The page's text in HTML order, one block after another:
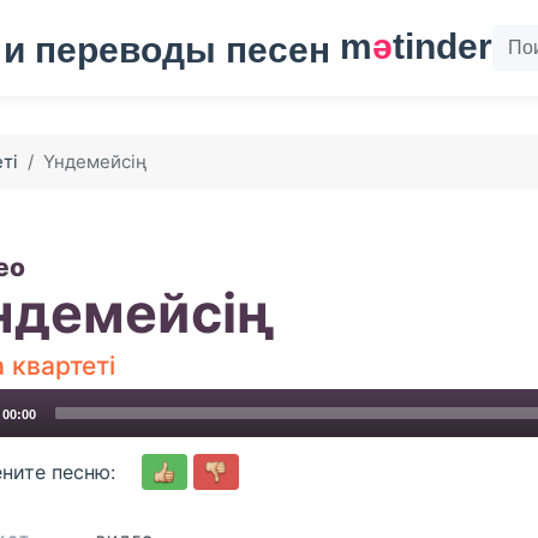
mәtinder
Үндемейсің
00:00
песню: